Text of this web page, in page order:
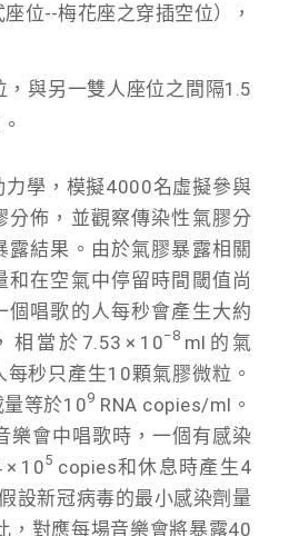
位--梅花座之穿插空位），
，與另一雙人座位之間隔1.5
力學，模擬4000名虛擬參與
分佈，並觀察傳染性氣膠分
露結果。由於氣膠暴露相關
和在空氣中停留時間閾值尚
個唱歌的人每秒會產生大約
相當於7.53 × 10−8 ml的氣
秒只產生10顆氣膠微粒。
等於109 RNA copies/ml。
樂會中唱歌時，一個有感染
× 105 copies和休息時產生4
設新冠病毒的最小感染劑量
，對應每場音樂會將暴露40